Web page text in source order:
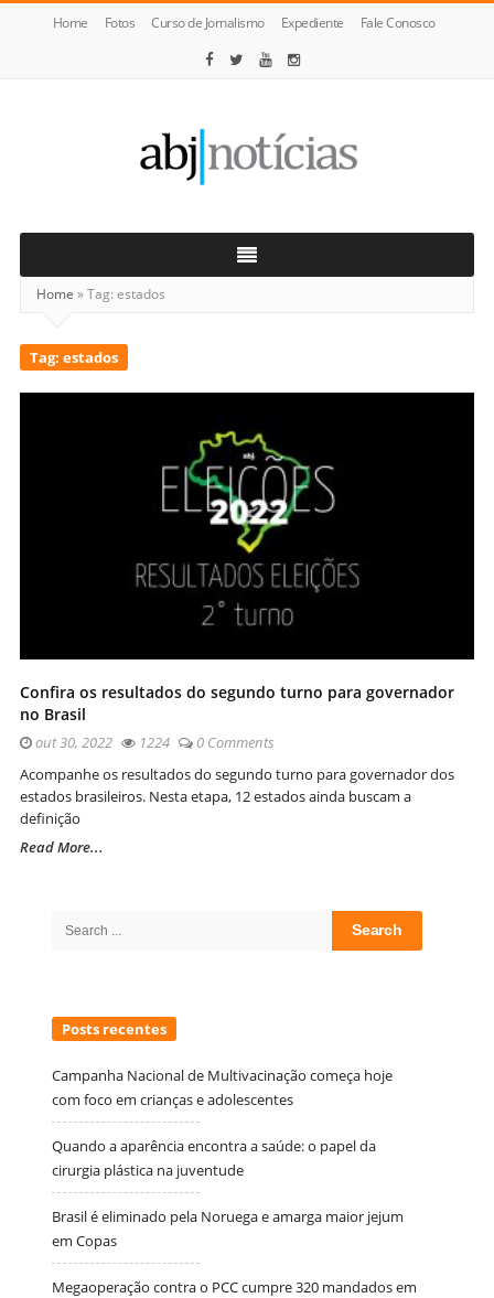
Home Fotos Curso de Jornalismo Expediente Fale Conosco
Notícias
Home »Tag: estados
Tag: estados
Confira os resultados do segundo turno para governador
no Brasil
out 30, 2022 1224
0 Comments
Acompanhe os resultados do segundo turno para governador dos
estados brasileiros. Nesta etapa, 12 estados ainda buscam a
definição
Read More...
Posts recentes
Campanha Nacional de Multivacinação começa hoje
com foco em crianças e adolescentes
Quando a aparência encontra a saúde: o papel da
cirurgia plástica na juventude
Brasil é eliminado pela Noruega e amarga maior jejum
em Copas
Megaoperação contra o PCC cumpre 320 mandados em